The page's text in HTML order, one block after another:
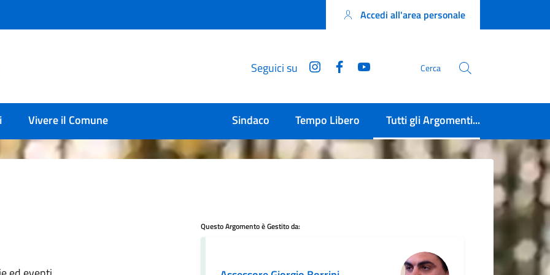
Accedi all'area personale
Seguici su InstagramFacebook Cerca
Vivere il Comune Sindaco Tempo Libero Tutti gli Argomenti...
Questo Argomento è Gestito da: